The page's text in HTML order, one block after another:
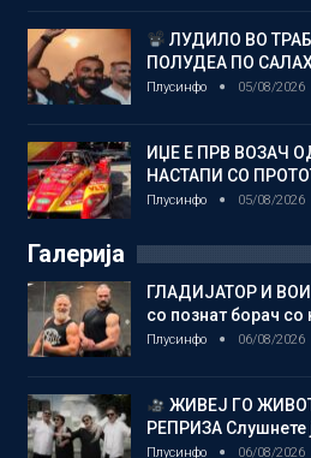
ЛУДИЛО ВО
ПОЛУДЕА ПО
Плусинфо 05/08/2026
ИЏЕ Е ПРВ ВОЗАЧ
НАСТАПИ СО
Плусинфо 05/08/2026
Галерија
ГЛАДИЈАТОР И
со познат борач со
Плусинфо 06/08/2026
ЖИВЕЈ ГО
РЕПРИЗА Слушнете
Плусинфо 06/08/2026